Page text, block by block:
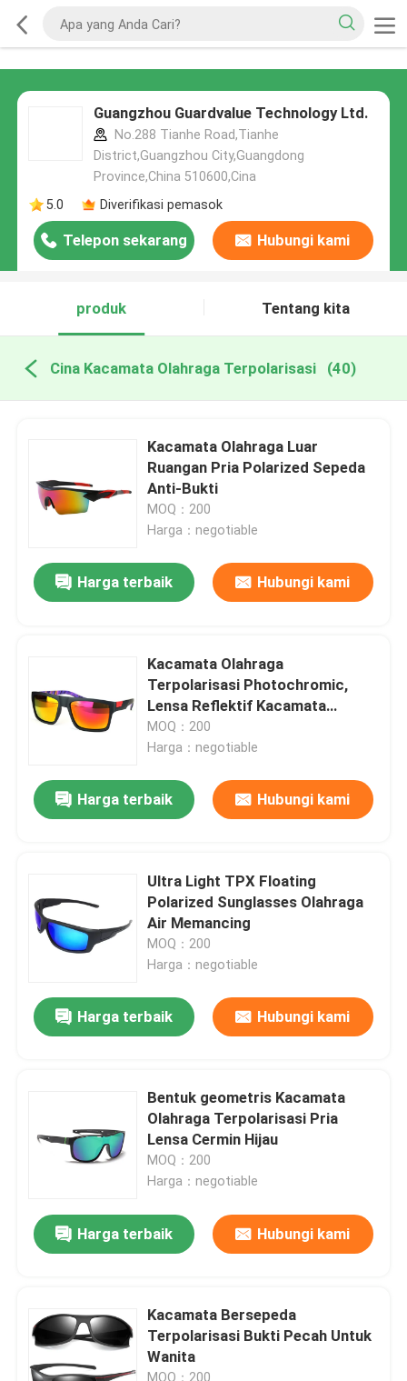
Guangzhou Guardvalue Technology Ltd.
No.288 Tianhe Road,Tianhe
District,Guangzhou City,Guangdong
Province,China 510600,Cina
5.0
Diverifikasi pemasok
Telepon sekarang Hubungi kami
produk Tentang kita
Cina Kacamata Olahraga Terpolarisasi (40)
Kacamata Olahraga Luar
Ruangan Pria Polarized Sepeda
Anti-Bukti
MOQ：200
Harga：negotiable
Harga terbaik Hubungi kami
Kacamata Olahraga
Terpolarisasi Photochromic,
Lensa Reflektif Kacamata
Mengemudi
MOQ：200
Harga：negotiable
Harga terbaik Hubungi kami
Ultra Light TPX Floating
Polarized Sunglasses Olahraga
Air Memancing
MOQ：200
Harga：negotiable
Harga terbaik Hubungi kami
Bentuk geometris Kacamata
Olahraga Terpolarisasi Pria
Lensa Cermin Hijau
MOQ：200
Harga：negotiable
Harga terbaik Hubungi kami
Kacamata Bersepeda
Terpolarisasi Bukti Pecah Untuk
Wanita
MOQ：200